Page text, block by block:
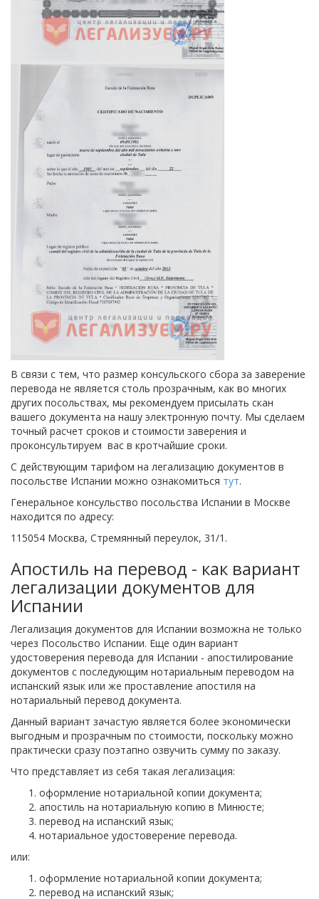
В связи с тем, что размер консульского сбора за заверение
перевода не является столь прозрачным, как во многих
других посольствах, мы рекомендуем присылать скан
вашего документа на нашу электронную почту. Мы сделаем
точный расчет сроков и стоимости заверения и
проконсультируем вас в кротчайшие сроки.
С действующим тарифом на легализацию документов в
посольстве Испании можно ознакомиться тут.
Генеральное консульство посольства Испании в Москве
находится по адресу:
115054 Москва, Стремянный переулок, 31/1.
Апостиль на перевод - как вариант
легализации документов для
Испании
Легализация документов для Испании возможна не только
через Посольство Испании. Еще один вариант
удостоверения перевода для Испании - апостилирование
документов с последующим нотариальным переводом на
испанский язык или же проставление апостиля на
нотариальный перевод документа.
Данный вариант зачастую является более экономически
выгодным и прозрачным по стоимости, поскольку можно
практически сразу поэтапно озвучить сумму по заказу.
Что представляет из себя такая легализация:
оформление нотариальной копии документа;
апостиль на нотариальную копию в Минюсте;
перевод на испанский язык;
нотариальное удостоверение перевода.
или:
оформление нотариальной копии документа;
перевод на испанский язык;